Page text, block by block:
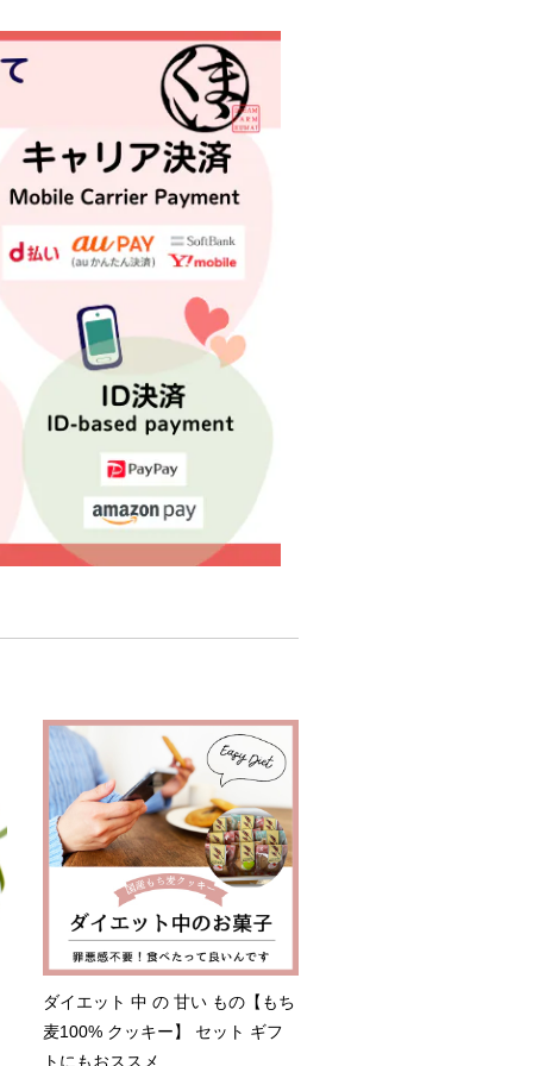
ダイエット 中 の 甘い もの【もち
麦100% クッキー】 セット ギフ
トにもおススメ